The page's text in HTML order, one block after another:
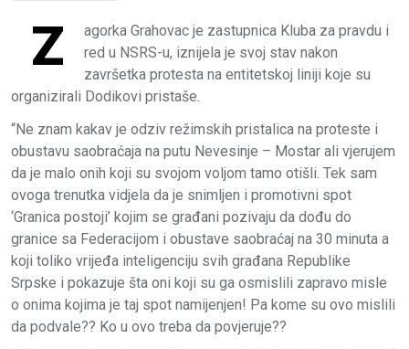
Z
agorka Grahovac je zastupnica Kluba za pravdu i
red u NSRS-u, iznijela je svoj stav nakon
završetka protesta na entitetskoj liniji koje su
organizirali Dodikovi pristaše.
“Ne znam kakav je odziv režimskih pristalica na proteste i
obustavu saobraćaja na putu Nevesinje – Mostar ali vjerujem
da je malo onih koji su svojom voljom tamo otišli. Tek sam
ovoga trenutka vidjela da je snimljen i promotivni spot
‘Granica postoji’ kojim se građani pozivaju da dođu do
granice sa Federacijom i obustave saobraćaj na 30 minuta a
koji toliko vrijeđa inteligenciju svih građana Republike
Srpske i pokazuje šta oni koji su ga osmislili zapravo misle
o onima kojima je taj spot namijenjen! Pa kome su ovo mislili
da podvale?? Ko u ovo treba da povjeruje??